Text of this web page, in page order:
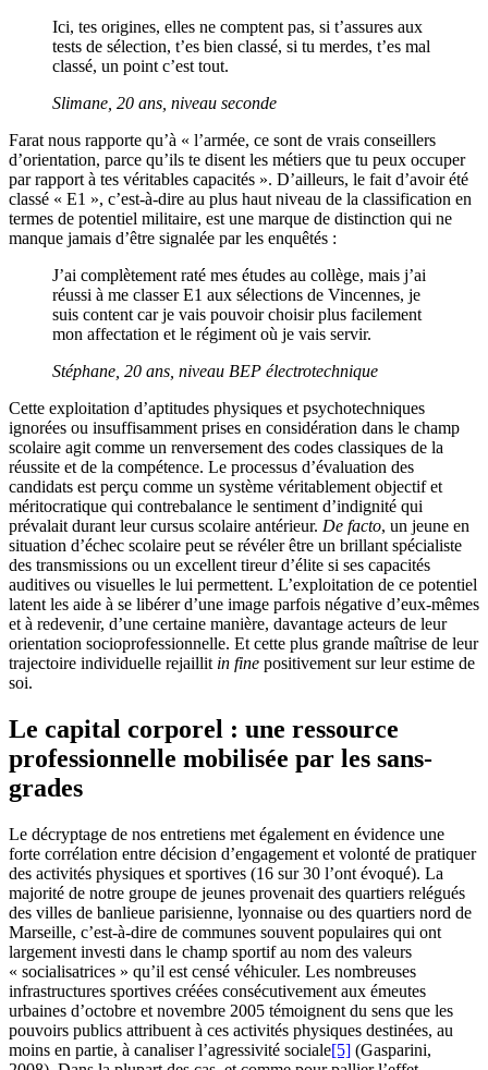
Ici, tes origines, elles ne comptent pas, si t’assures aux
tests de sélection, t’es bien classé, si tu merdes, t’es mal
classé, un point c’est tout.
Slimane, 20 ans, niveau seconde
Farat nous rapporte qu’à « l’armée, ce sont de vrais conseillers
d’orientation, parce qu’ils te disent les métiers que tu peux occuper
par rapport à tes véritables capacités ». D’ailleurs, le fait d’avoir été
classé « E1 », c’est-à-dire au plus haut niveau de la classification en
termes de potentiel militaire, est une marque de distinction qui ne
manque jamais d’être signalée par les enquêtés :
J’ai complètement raté mes études au collège, mais j’ai
réussi à me classer E1 aux sélections de Vincennes, je
suis content car je vais pouvoir choisir plus facilement
mon affectation et le régiment où je vais servir.
Stéphane, 20 ans, niveau BEP électrotechnique
Cette exploitation d’aptitudes physiques et psychotechniques
ignorées ou insuffisamment prises en considération dans le champ
scolaire agit comme un renversement des codes classiques de la
réussite et de la compétence. Le processus d’évaluation des
candidats est perçu comme un système véritablement objectif et
méritocratique qui contrebalance le sentiment d’indignité qui
prévalait durant leur cursus scolaire antérieur. De facto, un jeune en
situation d’échec scolaire peut se révéler être un brillant spécialiste
des transmissions ou un excellent tireur d’élite si ses capacités
auditives ou visuelles le lui permettent. L’exploitation de ce potentiel
latent les aide à se libérer d’une image parfois négative d’eux-mêmes
et à redevenir, d’une certaine manière, davantage acteurs de leur
orientation socioprofessionnelle. Et cette plus grande maîtrise de leur
trajectoire individuelle rejaillit in fine positivement sur leur estime de
soi.
Le capital corporel : une ressource
professionnelle mobilisée par les sans-
grades
Le décryptage de nos entretiens met également en évidence une
forte corrélation entre décision d’engagement et volonté de pratiquer
des activités physiques et sportives (16 sur 30 l’ont évoqué). La
majorité de notre groupe de jeunes provenait des quartiers relégués
des villes de banlieue parisienne, lyonnaise ou des quartiers nord de
Marseille, c’est-à-dire de communes souvent populaires qui ont
largement investi dans le champ sportif au nom des valeurs
« socialisatrices » qu’il est censé véhiculer. Les nombreuses
infrastructures sportives créées consécutivement aux émeutes
urbaines d’octobre et novembre 2005 témoignent du sens que les
pouvoirs publics attribuent à ces activités physiques destinées, au
moins en partie, à canaliser l’agressivité sociale[5] (Gasparini,